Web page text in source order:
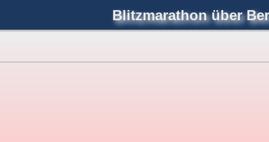
Blitzmarathonüber
joerglorenz.de
Blitzmarathon Am Himmel